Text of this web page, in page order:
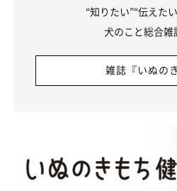
“知りたい”“伝えた
犬のこと総合雑
雑誌『いぬの